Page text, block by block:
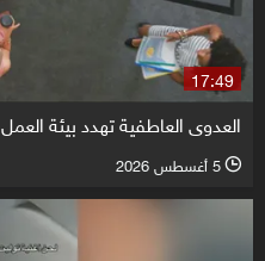
17:49
العدوى العاطفية تهدد بيئة العمل
l 5 أغسطس 2026